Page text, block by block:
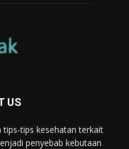
US
tips-tips kesehatan terkait
penyebab kebutaan